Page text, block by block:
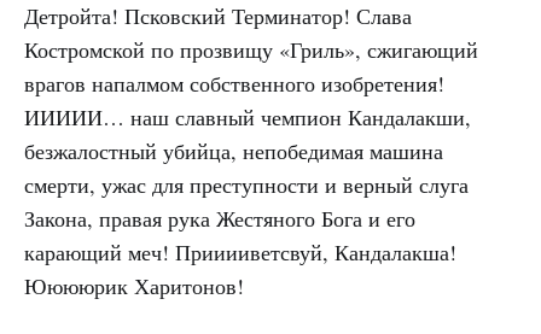
Детройта! Псковский Терминатор! Слава
Костромской по прозвищу «Гриль», сжигающий
врагов напалмом собственного изобретения!
ИИИИИ… наш славный чемпион Кандалакши,
безжалостный убийца, непобедимая машина
смерти, ужас для преступности и верный слуга
Закона, правая рука Жестяного Бога и его
карающий меч! Прииииветсвуй, Кандалакша!
Ююююрик Харитонов!